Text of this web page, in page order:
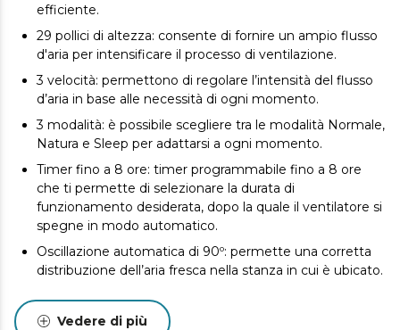
efficiente.
29 pollici di altezza: consente di fornire un ampio flusso
d'aria per intensificare il processo di ventilazione.
3 velocità: permettono di regolare l’intensità del flusso
d’aria in base alle necessità di ogni momento.
3 modalità: è possibile scegliere tra le modalità Normale,
Natura e Sleep per adattarsi a ogni momento.
Timer fino a 8 ore: timer programmabile fino a 8 ore
che ti permette di selezionare la durata di
funzionamento desiderata, dopo la quale il ventilatore si
spegne in modo automatico.
Oscillazione automatica di 90º: permette una corretta
distribuzione dell’aria fresca nella stanza in cui è ubicato.
Vedere di più